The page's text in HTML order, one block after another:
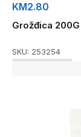
KM2.80
Grožđica
SKU: 253254